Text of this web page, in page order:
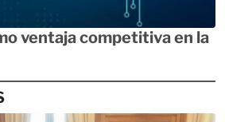
ventaja competitiva en la